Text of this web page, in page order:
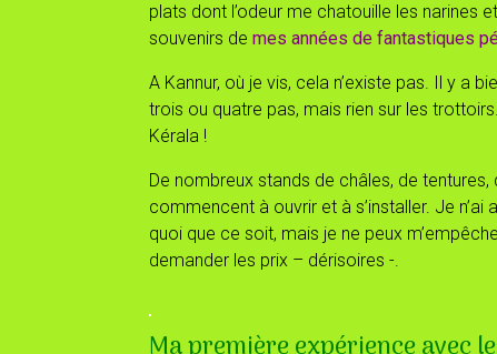
plats dont l’odeur me chatouille les narines
souvenirs demes années de fantastiques
A Kannur, où je vis, cela n’existe pas. Il y a
trois ou quatre pas, mais rien sur les
Kérala !
De nombreux stands de châles, de tentures,
commencent à ouvrir et à s’installer. Je n’ai
quoi que ce soit, mais je ne peux
demander les prix – dérisoires -.